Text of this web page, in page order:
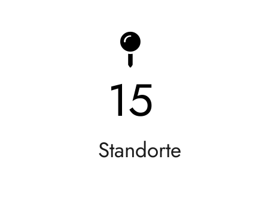
15
Standorte